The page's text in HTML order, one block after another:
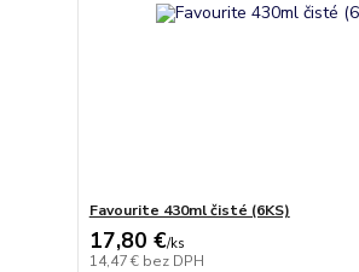
Favourite 430ml čisté (6KS)
17,80 €/ks
14,47 € bez DPH